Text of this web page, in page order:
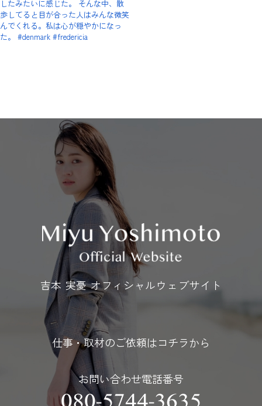
吉本 実憂 オフィシャルウェブサイト
仕事・取材のご依頼はコチラから
お問い合わせ電話番号